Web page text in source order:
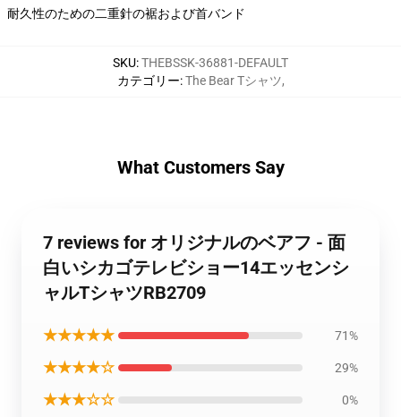
耐久性のための二重針の裾および首バンド
SKU:THEBSSK-36881-DEFAULT
カテゴリー:The Bear Tシャツ,
What Customers Say
7 reviews for オリジナルのベアフ - 面
白いシカゴテレビショー14エッセンシ
ャルTシャツRB2709
★★★★★ 71%
★★★★☆ 29%
★★★☆☆ 0%